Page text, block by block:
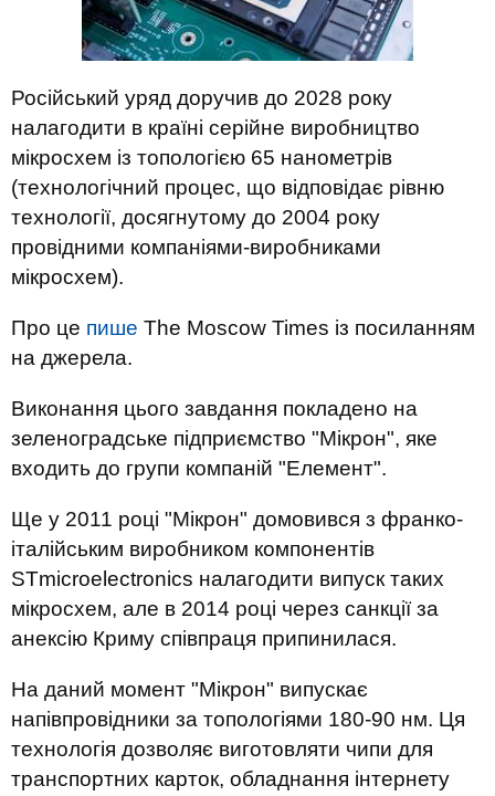
Російський уряд доручив до 2028 року
налагодити в країні серійне виробництво
мікросхем із топологією 65 нанометрів
(технологічний процес, що відповідає рівню
технології, досягнутому до 2004 року
провідними компаніями-виробниками
мікросхем).
Про це пише The Moscow Times із посиланням
на джерела.
Виконання цього завдання покладено на
зеленоградське підприємство "Мікрон", яке
входить до групи компаній "Елемент".
Ще у 2011 році "Мікрон" домовився з франко-
італійським виробником компонентів
STmicroelectronics налагодити випуск таких
мікросхем, але в 2014 році через санкції за
анексію Криму співпраця припинилася.
На даний момент "Мікрон" випускає
напівпровідники за топологіями 180-90 нм. Ця
технологія дозволяє виготовляти чипи для
транспортних карток, обладнання інтернету